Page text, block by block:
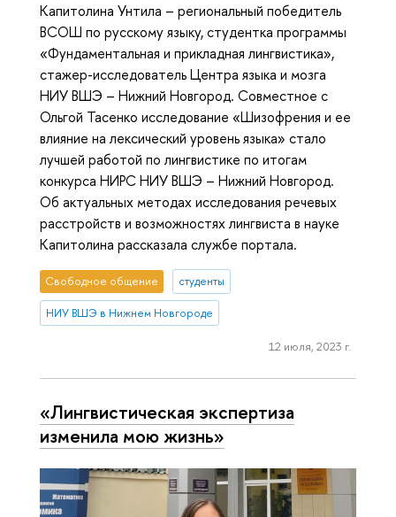
Капитолина Унтила – региональный победитель
ВСОШ по русскому языку, студентка программы
«Фундаментальная и прикладная лингвистика»,
стажер-исследователь Центра языка и мозга
НИУ ВШЭ – Нижний Новгород. Совместное с
Ольгой Тасенко исследование «Шизофрения и ее
влияние на лексический уровень языка» стало
лучшей работой по лингвистике по итогам
конкурса НИРС НИУ ВШЭ – Нижний Новгород.
Об актуальных методах исследования речевых
расстройств и возможностях лингвиста в науке
Капитолина рассказала службе портала.
Свободное общение студенты
НИУ ВШЭ в Нижнем Новгороде
12 июля, 2023 г.
«Лингвистическая экспертиза
изменила мою жизнь»